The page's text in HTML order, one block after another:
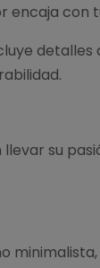
encaja con
su